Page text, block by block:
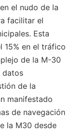
el nudo de la
facilitar el
Esta
15% en el tráfico
de la M-30
datos
de la
manifestado
de navegación
la M30 desde